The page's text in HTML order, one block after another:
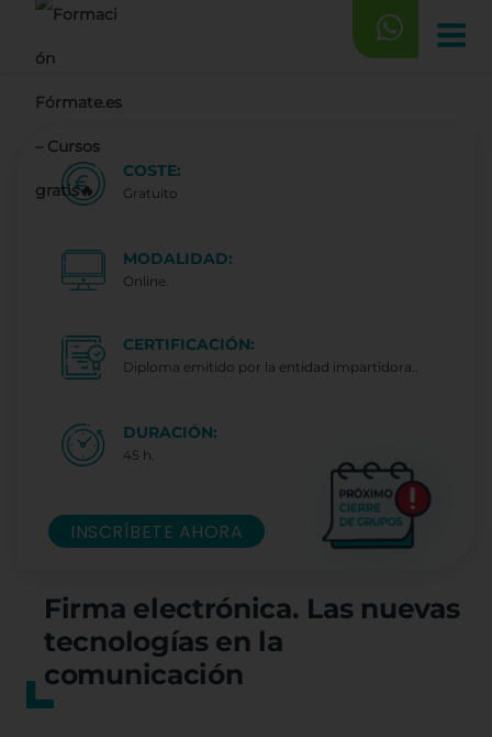
Saltar
contenido
Firma electrónica. Las nuevas
tecnologías en la
comunicación
COSTE:
Gratuito
MODALIDAD:
Online.
CERTIFICACIÓN:
Diploma emitido por la entidad impartidora..
DURACIÓN:
45 h.
INSCRÍBETE AHORA